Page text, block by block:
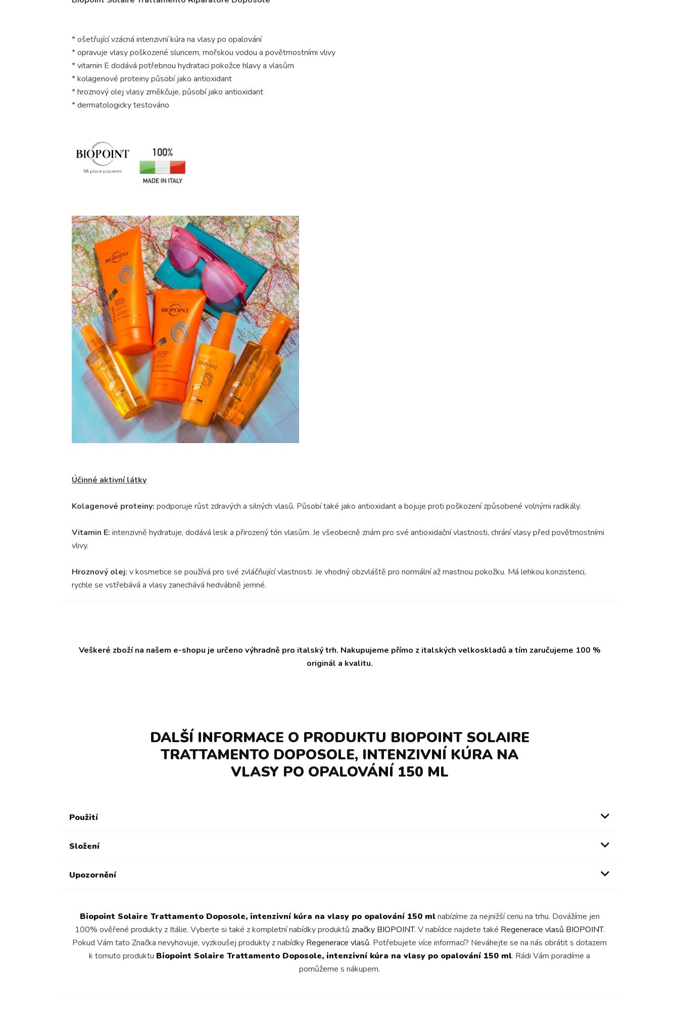
* ošetřující vzácná intenzivní kúra na vlasy po opalování
* opravuje vlasy poškozené sluncem, mořskou vodou a povětrnostními vlivy
* vitamin E dodává potřebnou hydrataci pokožce hlavy a vlasům
* kolagenové proteiny působí jako antioxidant
* hroznový olej vlasy změkčuje, působí jako antioxidant
* dermatologicky testováno
Účinné aktivní látky
Kolagenové proteiny: podporuje růst zdravých a silných vlasů. Působí také jako antioxidant a bojuje proti poškození způsobené volnými radikály.
Vitamin E: intenzivně hydratuje, dodává lesk a přirozený tón vlasům. Je všeobecně znám pro své antioxidační vlastnosti, chrání vlasy před povětrnostními
vlivy.
Hroznový olej: v kosmetice se používá pro své zvláčňující vlastnosti. Je vhodný obzvláště pro normální až mastnou pokožku. Má lehkou konzistenci,
rychle se vstřebává a vlasy zanechává hedvábně jemné.
Veškeré zboží na našem e-shopu je určeno výhradně pro italský trh. Nakupujeme přímo z italských velkoskladů a tím zaručujeme 100 %
originál a kvalitu.
DALŠÍ INFORMACE O PRODUKTU BIOPOINT SOLAIRE
TRATTAMENTO DOPOSOLE, INTENZIVNÍ KÚRA NA
VLASY PO OPALOVÁNÍ 150 ML
Použití
Složení
Upozornění
Biopoint Solaire Trattamento Doposole, intenzivní kúra na vlasy po opalování 150 mlnabízíme za nejnižší cenu na trhu. Dovážíme jen
100% ověřené produkty z Itálie. Vyberte si také z kompletní nabídky produktů značky BIOPOINT. V nabídce najdete také Regenerace vlasů BIOPOINT.
Pokud Vám tato Značka nevyhovuje, vyzkoušej produkty z nabídky Regenerace vlasů. Potřebujete více informací? Neváhejte se na nás obrátit s dotazem
k tomuto produktu Biopoint Solaire Trattamento Doposole, intenzivní kúra na vlasy po opalování 150 ml. Rádi Vám poradíme a
pomůžeme s nákupem.